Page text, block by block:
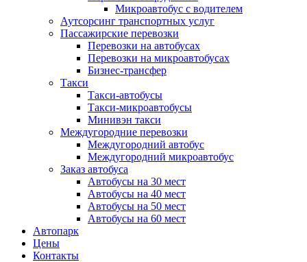
Микроавтобус с водителем
Аутсорсинг транспортных услуг
Пассажирские перевозки
Перевозки на автобусах
Перевозки на микроавтобусах
Бизнес-трансфер
Такси
Такси-автобусы
Такси-микроавтобусы
Минивэн такси
Междугородние перевозки
Междугородний автобус
Междугородний микроавтобус
Заказ автобуса
Автобусы на 30 мест
Автобусы на 40 мест
Автобусы на 50 мест
Автобусы на 60 мест
Автопарк
Цены
Контакты